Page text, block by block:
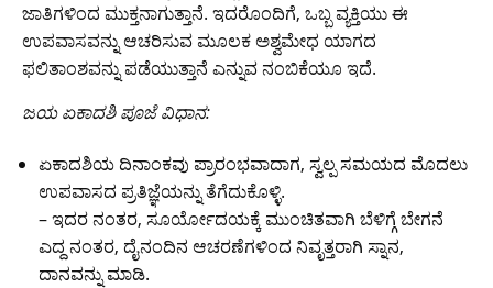
ಜಾತಿಗಳಿಂದ ಮುಕ್ತನಾಗುತ್ತಾನೆ. ಇದರೊಂದಿಗೆ, ಒಬ್ಬ ವ್ಯಕ್ತಿಯು ಈ
ಉಪವಾಸವನ್ನು ಆಚರಿಸುವ ಮೂಲಕ ಅಶ್ವಮೇಧ ಯಾಗದ
ಫಲಿತಾಂಶವನ್ನು ಪಡೆಯುತ್ತಾನೆ ಎನ್ನುವ ನಂಬಿಕೆಯೂ ಇದೆ.
ಜಯ ಏಕಾದಶಿ ಪೂಜೆ ವಿಧಾನ:
ಏಕಾದಶಿಯ ದಿನಾಂಕವು ಪ್ರಾರಂಭವಾದಾಗ, ಸ್ವಲ್ಪ ಸಮಯದ ಮೊದಲು
ಉಪವಾಸದ ಪ್ರತಿಜ್ಞೆಯನ್ನು ತೆಗೆದುಕೊಳ್ಳಿ.
– ಇದರ ನಂತರ, ಸೂರ್ಯೋದಯಕ್ಕೆ ಮುಂಚಿತವಾಗಿ ಬೆಳಿಗ್ಗೆ ಬೇಗನೆ
ಎದ್ದ ನಂತರ, ದೈನಂದಿನ ಆಚರಣೆಗಳಿಂದ ನಿವೃತ್ತರಾಗಿ ಸ್ನಾನ,
ದಾನವನ್ನು ಮಾಡಿ.